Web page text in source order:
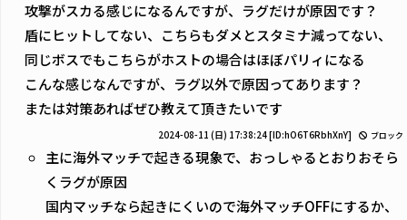
攻撃がスカる感じになるんですが、ラグだけが原因です？
盾にヒットしてない、こちらもダメとスタミナ減ってない、
同じボスでもこちらがホストの場合はほぼパリィになる
こんな感じなんですが、ラグ以外で原因ってあります？
または対策あればぜひ教えて頂きたいです
2024-08-11 (日) 17:38:24[ID:hO6T6RbhXnY] ブロック
主に海外マッチで起きる現象で、おっしゃるとおりおそら
くラグが原因
国内マッチなら起きにくいので海外マッチOFFにするか、